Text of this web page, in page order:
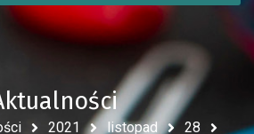
2021 listopad
28